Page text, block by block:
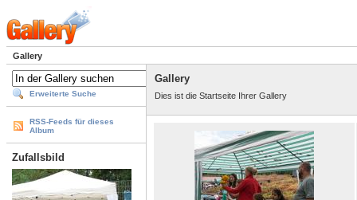
Gallery
Erweiterte Suche
RSS-Feeds für dieses
Album
Zufallsbild
Gallery
Dies ist die Startseite Ihrer Gallery